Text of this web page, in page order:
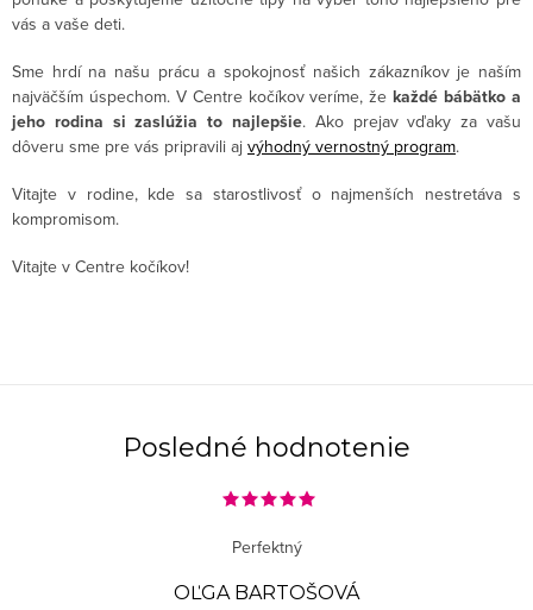
vás a vaše deti.
Sme hrdí na našu prácu a spokojnosť našich zákazníkov je naším
najväčším úspechom. V Centre kočíkov veríme, že každé bábätko a
jeho rodina si zaslúžia to najlepšie. Ako prejav vďaky za vašu
dôveru sme pre vás pripravili aj výhodný vernostný program.
Vitajte v rodine, kde sa starostlivosť o najmenších nestretáva s
kompromisom.
Vitajte v Centre kočíkov!
Posledné hodnotenie
Perfektný
OĽGA BARTOŠOVÁ